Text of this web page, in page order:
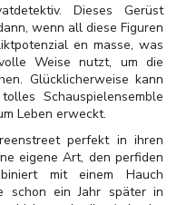
Dieses Gerüst
wenn all diese Figuren
en masse, was
Weise nutzt, um die
Glücklicherweise kann
Schauspielensemble
Leben erweckt.
perfekt in ihren
eigene Art, den perfiden
mit einem Hauch
schon ein Jahr später in